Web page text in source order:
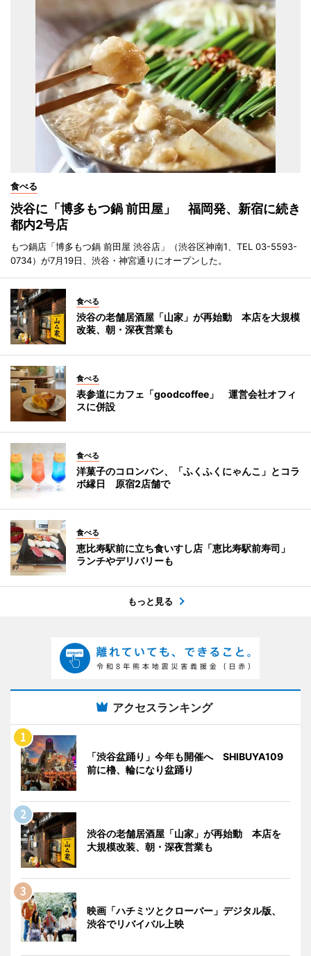
食べる
渋谷に「博多もつ鍋 前田屋」 福岡発、新宿に続き
都内2号店
もつ鍋店「博多もつ鍋 前田屋 渋谷店」（渋谷区神南1、TEL 03-5593-
0734）が7月19日、渋谷・神宮通りにオープンした。
食べる
渋谷の老舗居酒屋「山家」が再始動 本店を大規模
改装、朝・深夜営業も
食べる
表参道にカフェ「goodcoffee」 運営会社オフィ
スに併設
食べる
洋菓子のコロンバン、「ふくふくにゃんこ」とコラ
ボ縁日 原宿2店舗で
食べる
恵比寿駅前に立ち食いすし店「恵比寿駅前寿司」
ランチやデリバリーも
もっと見る
アクセスランキング
「渋谷盆踊り」今年も開催へ SHIBUYA109
前に櫓、輪になり盆踊り
渋谷の老舗居酒屋「山家」が再始動 本店を
大規模改装、朝・深夜営業も
映画「ハチミツとクローバー」デジタル版、
渋谷でリバイバル上映